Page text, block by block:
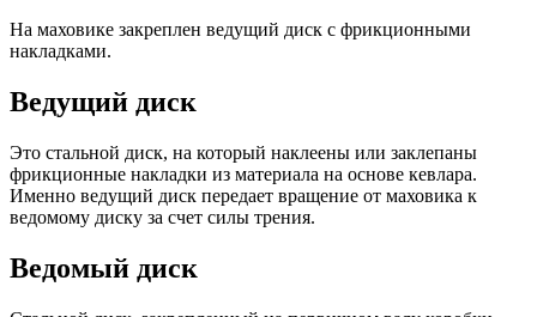
На маховике закреплен ведущий диск с фрикционными
накладками.
Ведущий диск
Это стальной диск, на который наклеены или заклепаны
фрикционные накладки из материала на основе кевлара.
Именно ведущий диск передает вращение от маховика к
ведомому диску за счет силы трения.
Ведомый диск